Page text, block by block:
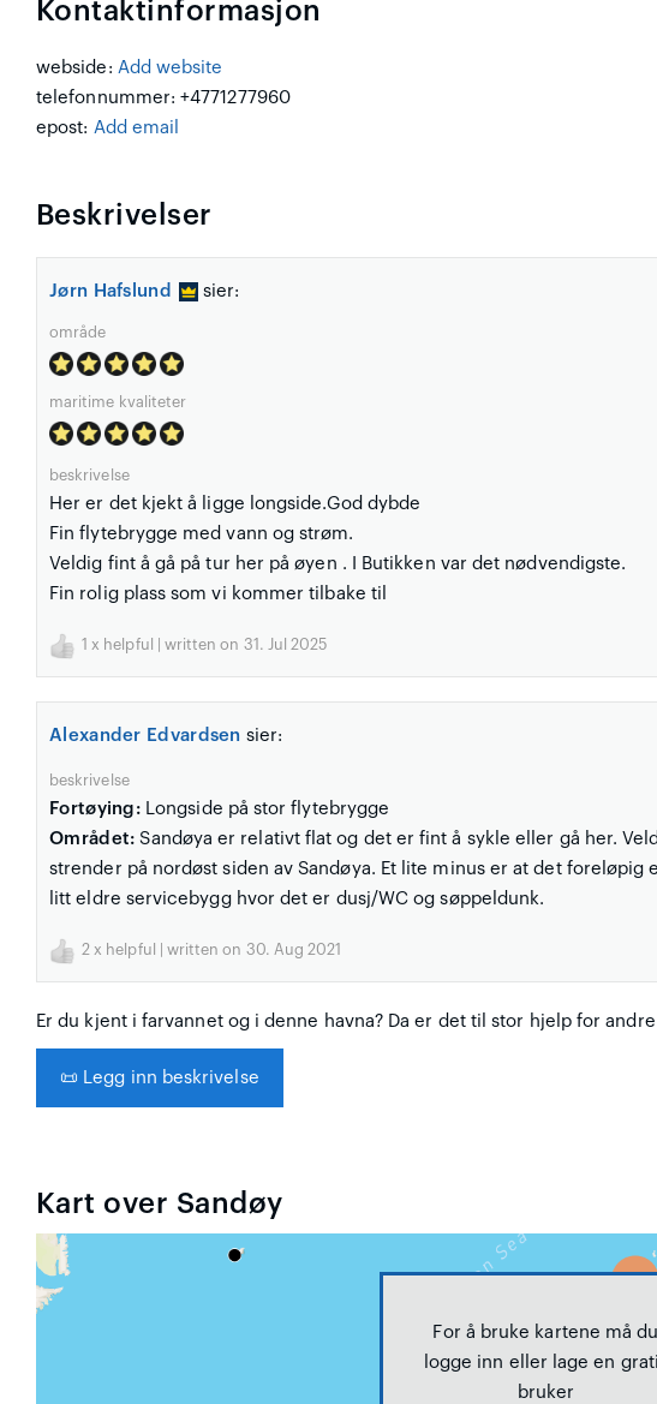
Kontaktinformasjon
webside: Add website
telefonnummer: +4771277960
epost: Add email
Beskrivelser
Jørn Hafslund sier:
område
maritime kvaliteter
beskrivelse
Her er det kjekt å ligge longside.God dybde
Fin flytebrygge med vann og strøm.
Veldig fint å gå på tur her på øyen . I Butikken var det nødvendigste.
Fin rolig plass som vi kommer tilbake til
1 x helpful | written on 31. Jul 2025
Alexander Edvardsen sier:
beskrivelse
Fortøying: Longside på stor flytebrygge
Området: Sandøya er relativt flat og det er fint å sykle eller gå her.
strender på nordøst siden av Sandøya. Et lite minus er at det
litt eldre servicebygg hvor det er dusj/WC og søppeldunk.
2 x helpful | written on 30. Aug 2021
Er du kjent i farvannet og i denne havna? Da er det til stor hjelp for
📜 Legg inn beskrivelse
Kart over Sandøy
For å bruke kartene må du
logge inn eller lage en
bruker